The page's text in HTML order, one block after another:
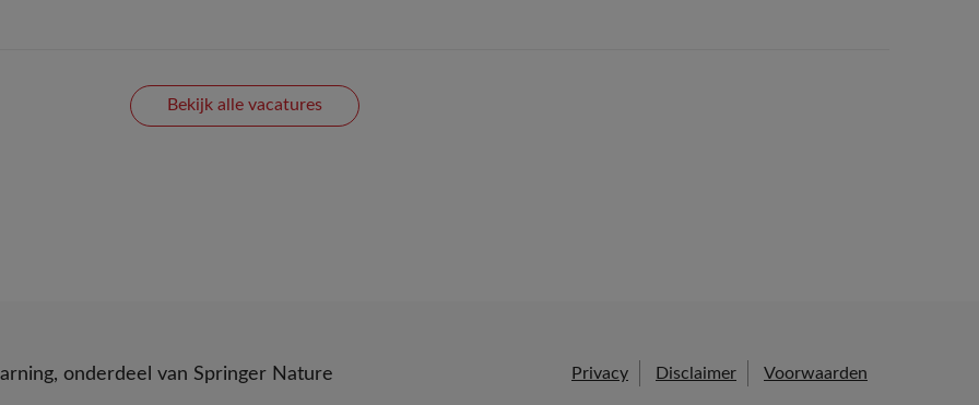
Bekijk alle vacatures
Privacy Disclaimer Voorwaarden
, onderdeel van Springer Nature